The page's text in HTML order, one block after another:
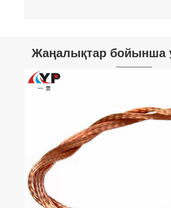
Жаңалықтар бойынша
сипаттамаларын білесіз бе?
Қосымша көру >>